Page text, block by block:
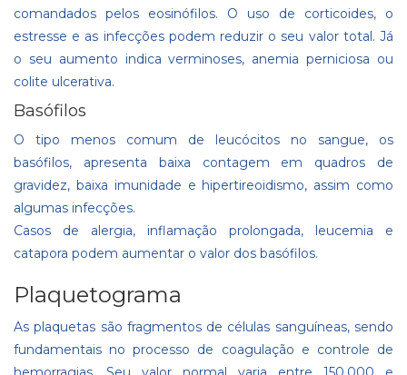
comandados pelos eosinófilos. O uso de corticoides, o
estresse e as infecções podem reduzir o seu valor total. Já
o seu aumento indica verminoses, anemia perniciosa ou
colite ulcerativa.
Basófilos
O tipo menos comum de leucócitos no sangue, os
basófilos, apresenta baixa contagem em quadros de
gravidez, baixa imunidade e hipertireoidismo, assim como
algumas infecções.
Casos de alergia, inflamação prolongada, leucemia e
catapora podem aumentar o valor dos basófilos.
Plaquetograma
As plaquetas são fragmentos de células sanguíneas, sendo
fundamentais no processo de coagulação e controle de